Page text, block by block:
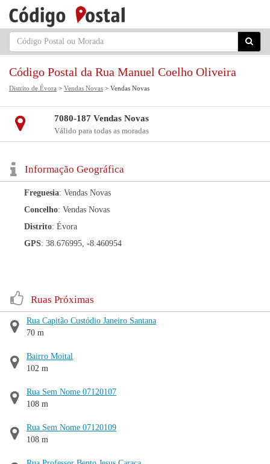
Código Postal da Rua Manuel Coelho Oliveira
Distrito de Évora > Vendas Novas > Vendas Novas
7080-187 Vendas Novas
Válido para todas as moradas
Informação Geográfica
Freguesia: Vendas Novas
Concelho: Vendas Novas
Distrito: Évora
GPS: 38.676995, -8.460954
Ruas Próximas
Rua Capitão Custódio Janeiro Santana
70 m
Bairro Moital
102 m
Rua Sem Nome 07120107
108 m
Rua Sem Nome 07120109
108 m